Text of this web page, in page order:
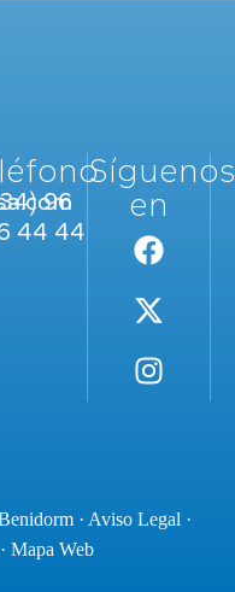
96
44 44
en
· Aviso Legal ·
· Mapa Web